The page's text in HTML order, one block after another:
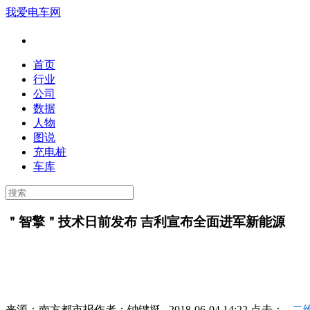
我爱电车网
首页
行业
公司
数据
人物
图说
充电桩
车库
＂智擎＂技术日前发布 吉利宣布全面进军新能源